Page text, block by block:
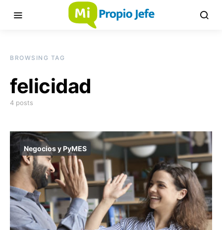
BROWSING TAG
felicidad
4 posts
Negocios y PyMES